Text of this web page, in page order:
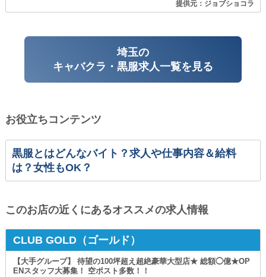
提供元：ジョブショコラ
埼玉の
キャバクラ・黒服求人一覧を見る
お役立ちコンテンツ
黒服とはどんなバイト？求人や仕事内容＆給料
は？女性もOK？
このお店の近くにあるオススメの求人情報
CLUB GOLD（ゴールド）
【大手グループ】 待望の100坪超え超絶豪華大型店★ 総額◯億★OP
ENスタッフ大募集！ 空ポスト多数！！